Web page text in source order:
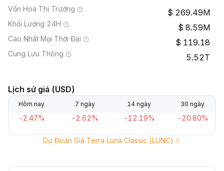
Vốn Hoá Thị Trường 269.49M
Khối Lượng 24H 8.59M
Cao Nhất Mọi Thời Đại 119.18
Cung Lưu Thông 5.52T
Lịch sử giá (USD)
Hôm nay 7 ngày 14 ngày 30 ngày
-2.47% -2.62% -12.19% -20.80%
Dự Đoán Giá Terra Luna Classic (LUNC)